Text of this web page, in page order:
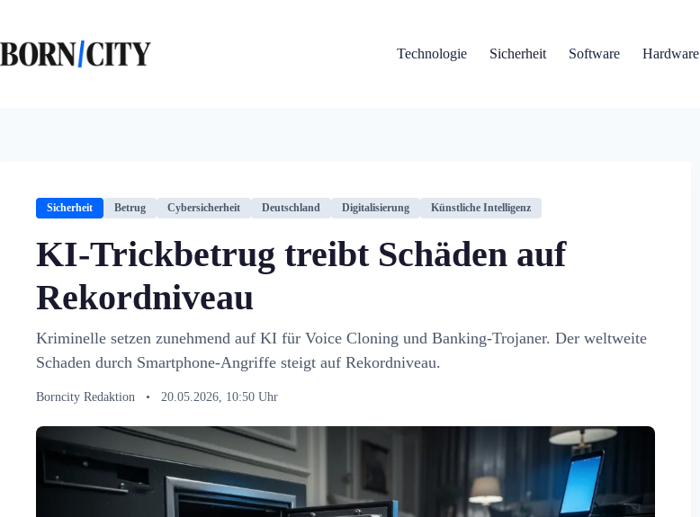
springen
Technologie
Sicherheit Software Hardware
Sicherheit Betrug Cybersicherheit Deutschland Digitalisierung Künstliche Intelligenz
KI-Trickbetrug treibt Schäden auf
Rekordniveau
Kriminelle setzen zunehmend auf KI für Voice Cloning und Banking-Trojaner. Der weltweite
Schaden durch Smartphone-Angriffe steigt auf Rekordniveau.
Borncity Redaktion • 20.05.2026, 10:50 Uhr